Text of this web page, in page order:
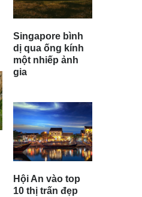
Singapore bình
dị qua ống kính
một nhiếp ảnh
gia
Hội An vào top
10 thị trấn đẹp